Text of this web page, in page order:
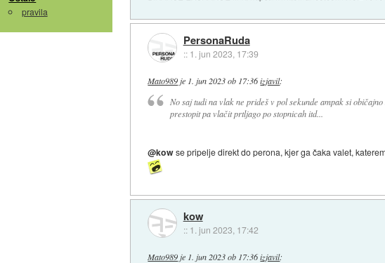
pravila
PersonaRuda
:: 1. jun 2023, 17:39
Mato989 je 1. jun 2023 ob 17:36 izjavil:
No saj tudi na vlak ne prideš v pol sekunde ampak si
prestopit pa vlačit prtljago po stopnicah itd...
@kowse pripelje direkt do perona, kjer ga čaka valet,
kow
:: 1. jun 2023, 17:42
Mato989 je 1. jun 2023 ob 17:36 izjavil: